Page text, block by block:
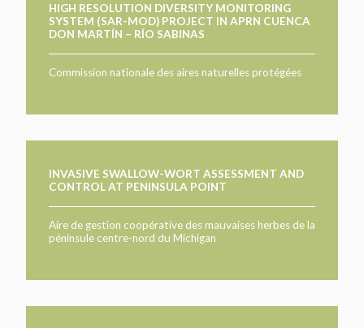
HIGH RESOLUTION DIVERSITY MONITORING
SYSTEM (SAR-MOD) PROJECT IN APRN CUENCA
DON MARTÍN – RÍO SABINAS
Commission nationale des aires naturelles protégées
INVASIVE SWALLOW-WORT ASSESSMENT AND
CONTROL AT PENINSULA POINT
Aire de gestion coopérative des mauvaises herbes de la
péninsule centre-nord du Michigan